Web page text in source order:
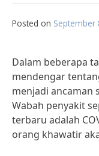
Posted on September
Dalam beberapa
mendengar
menjadi ancaman
Wabah penyakit
terbaru adalah
orang khawatir